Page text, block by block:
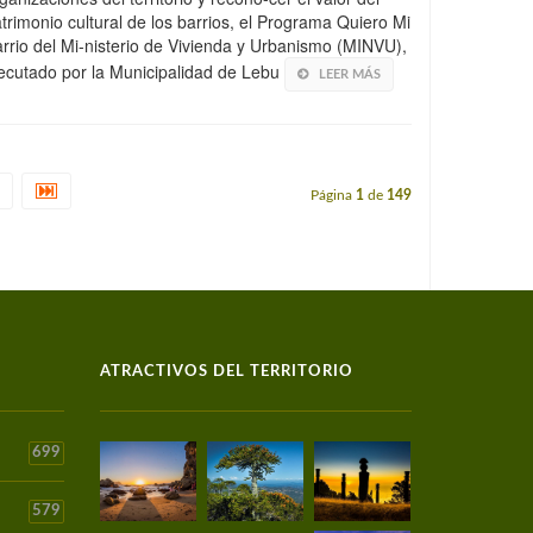
cultural de los barrios, el Programa Quiero Mi
del Mi-nisterio de Vivienda y Urbanismo (MINVU),
por la Municipalidad de Lebu
LEER MÁS
Página 1 de 149
699
579
ATRACTIVOS DEL TERRITORIO